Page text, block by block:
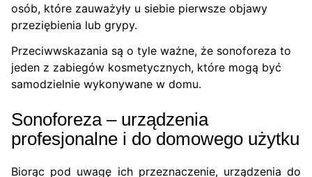
osób, które zauważyły u siebie pierwsze objawy
przeziębienia lub grypy.
Przeciwwskazania są o tyle ważne, że sonoforeza to
jeden z zabiegów kosmetycznych, które mogą być
samodzielnie wykonywane w domu.
Sonoforeza – urządzenia
profesjonalne i do domowego użytku
Biorąc pod uwagę ich przeznaczenie, urządzenia do